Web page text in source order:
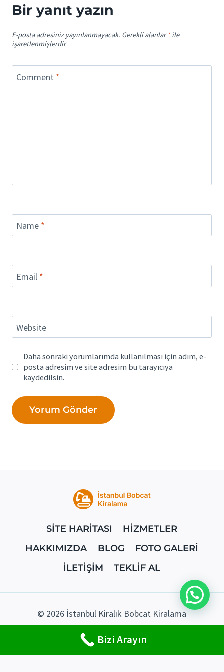
Bir yanıt yazın
E-posta adresiniz yayınlanmayacak. Gerekli alanlar *ile
işaretlenmişlerdir
Comment *
Name *
Email *
Website
Daha sonraki yorumlarımda kullanılması için adım, e-
posta adresim ve site adresim bu tarayıcıya
kaydedilsin.
SİTE HARİTASI
HİZMETLER
HAKKIMIZDA
BLOG
FOTO GALERİ
İLETİŞİM
TEKLİF AL
© 2026 İstanbul Kiralık Bobcat Kiralama
Bizi Arayın